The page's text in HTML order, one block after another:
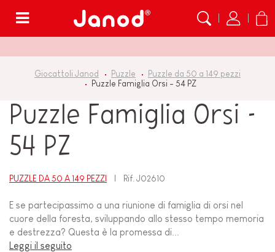
Giocattoli Janod Puzzle
Puzzle da 50 a 149 pezzi
Puzzle Famiglia Orsi - 54 PZ
Puzzle Famiglia Orsi -
54 PZ
PUZZLE DA 50 A 149 PEZZI Rif.J02610
E se partecipassimo a una riunione di famiglia di orsi nel
cuore della foresta, sviluppando allo stesso tempo memoria
e destrezza? Questa è la promessa di...
Leggi il seguito